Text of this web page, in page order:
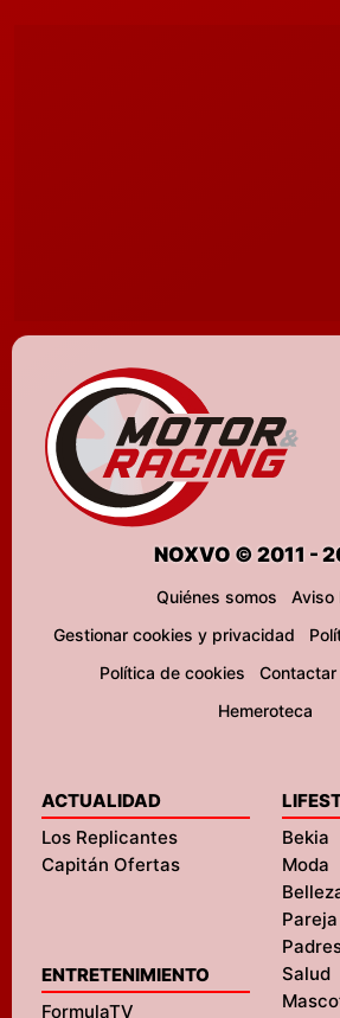
NOXVO © 2011 -
Quiénes somos
Aviso
Gestionar cookies y privacidad
Política de cookies
Contactar
Hemeroteca
ACTUALIDAD
Los Replicantes
Capitán Ofertas
ENTRETENIMIENTO
FormulaTV
Bekia
Moda
Pareja
Salud